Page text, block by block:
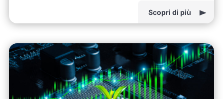
Scopri di più